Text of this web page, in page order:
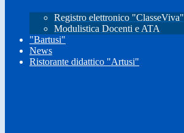
Registro elettronico "ClasseViva"
Modulistica Docenti e ATA
"Bartusi"
News
Ristorante didattico "Artusi"